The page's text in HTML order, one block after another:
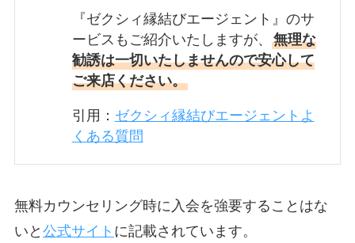
『ゼクシィ縁結びエージェント』のサ
ービスもご紹介いたしますが、 無理な
勧誘は一切いたしませんので安心して
ご来店ください。
引用： ゼクシィ縁結びエージェントよ
くある質問
無料カウンセリング時に入会を強要することはな
いと 公式サイト に記載されています。